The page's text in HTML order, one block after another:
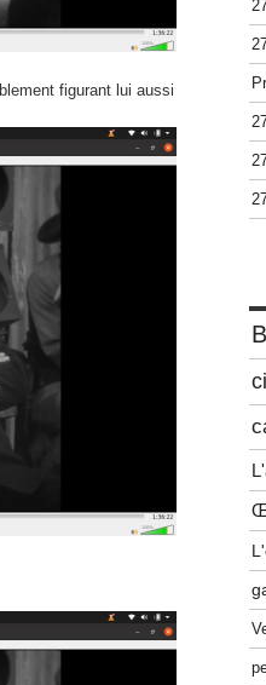
figurant lui aussi